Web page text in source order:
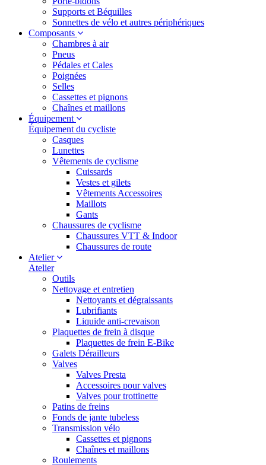
Supports et Béquilles
Sonnettes de vélo et autres périphériques
Composants
Chambres à air
Pneus
Pédales et Cales
Poignées
Selles
Cassettes et pignons
Chaînes et maillons
Équipement
Équipement du cycliste
Casques
Lunettes
Vêtements de cyclisme
Cuissards
Vestes et gilets
Vêtements Accessoires
Maillots
Gants
Chaussures de cyclisme
Chaussures VTT & Indoor
Chaussures de route
Atelier
Atelier
Outils
Nettoyage et entretien
Nettoyants et dégraissants
Lubrifiants
Liquide anti-crevaison
Plaquettes de frein à disque
Plaquettes de frein E-Bike
Galets Dérailleurs
Valves
Valves Presta
Accessoires pour valves
Valves pour trottinette
Patins de freins
Fonds de jante tubeless
Transmission vélo
Cassettes et pignons
Chaînes et maillons
Roulements